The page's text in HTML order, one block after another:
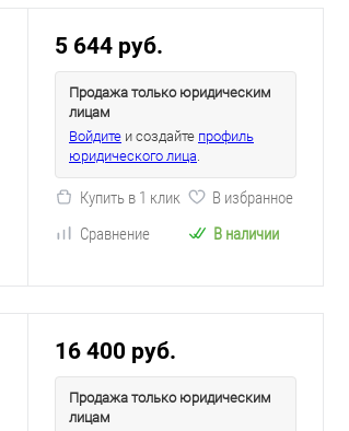
5 644 руб.
Продажа только юридическим
лицам
Войдите и создайте профиль
юридического лица.
Купить в 1 клик
В избранное
Сравнение
В наличии
16 400 руб.
Продажа только юридическим
лицам